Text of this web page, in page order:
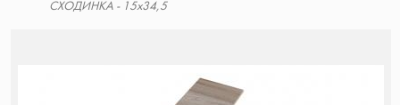
СХОДИНКА - 15x34,5
90x34,5